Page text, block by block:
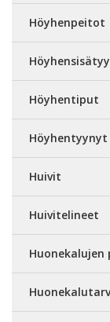
Höyhenpeitot
Höyhentiput
Höyhentyynyt
Huivit
Huivitelineet
Huonekalujen